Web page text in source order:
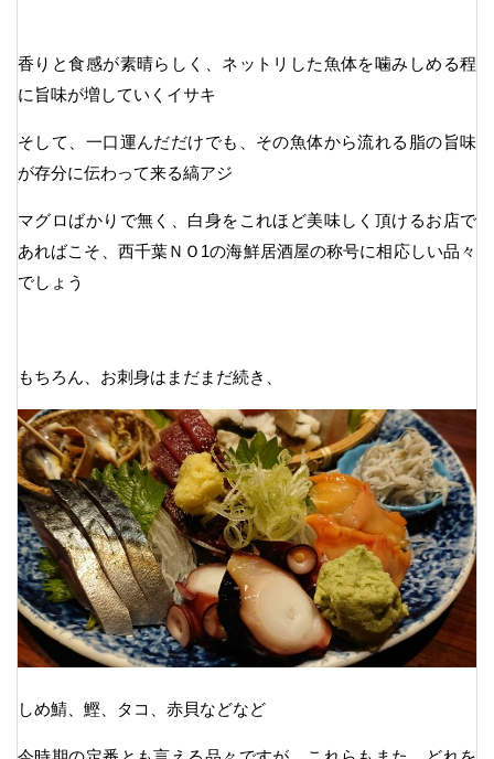
香りと食感が素晴らしく、ネットリした魚体を噛みしめる程
に旨味が増していくイサキ
そして、一口運んだだけでも、その魚体から流れる脂の旨味
が存分に伝わって来る縞アジ
マグロばかりで無く、白身をこれほど美味しく頂けるお店で
あればこそ、西千葉ＮＯ1の海鮮居酒屋の称号に相応しい品々
でしょう
もちろん、お刺身はまだまだ続き、
しめ鯖、鰹、タコ、赤貝などなど